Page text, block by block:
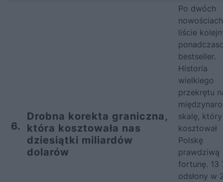
6.
Drobna korekta graniczna,
która kosztowała nas
dziesiątki miliardów
dolarów
Po dwóch
liście
bestseller.
Historia
wielkiego
przekrętu
skalę, który
kosztował
Polskę
prawdziwą
fortunę. 13
odsłony w